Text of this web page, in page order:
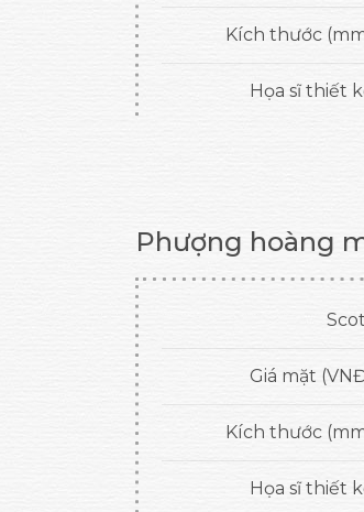
Kích thước
Họa sĩ thiết
Phượng hoàng
Giá mặt
Kích thước
Họa sĩ thiết